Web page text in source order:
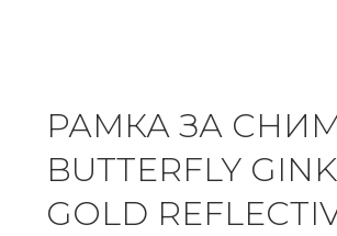
РАМКА ЗА
BUTTERFLY
GOLD